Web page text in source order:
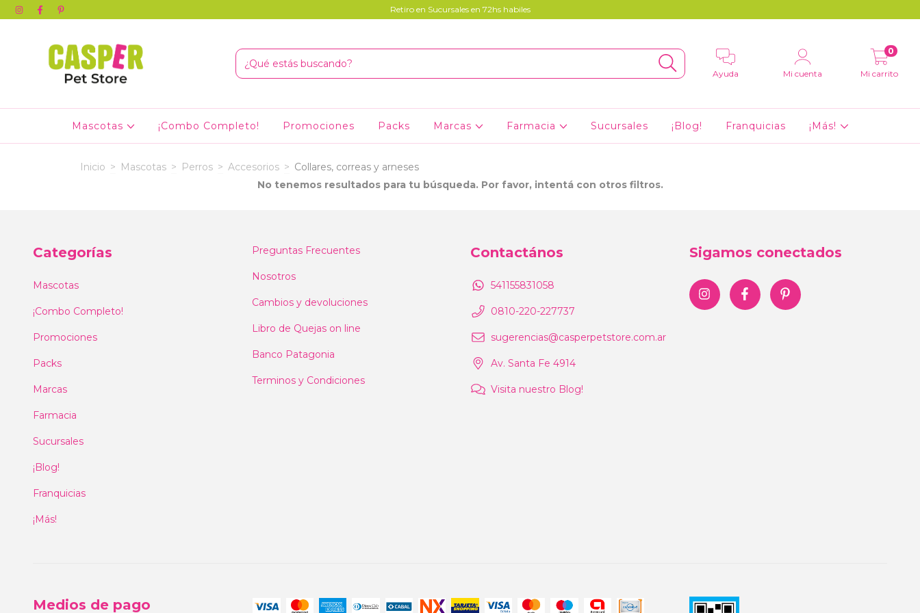
Retiro en Sucursales en 72hs habiles
Ayuda Mi cuenta Mi carrito
0
Mascotas ¡Combo Completo! Promociones Packs Marcas Farmacia Sucursales ¡Blog! Franquicias ¡Más!
Inicio > Mascotas > Perros > Accesorios > Collares, correas y arneses
No tenemos resultados para tu búsqueda. Por favor, intentá con otros filtros.
Categorías
Mascotas
¡Combo Completo!
Promociones
Packs
Marcas
Farmacia
Sucursales
¡Blog!
Franquicias
¡Más!
Preguntas Frecuentes
Nosotros
Cambios y devoluciones
Libro de Quejas on line
Banco Patagonia
Terminos y Condiciones
Contactános
541155831058
0810-220-227737
sugerencias@casperpetstore.com.ar
Av. Santa Fe 4914
Visita nuestro Blog!
Sigamos conectados
Medios de pago